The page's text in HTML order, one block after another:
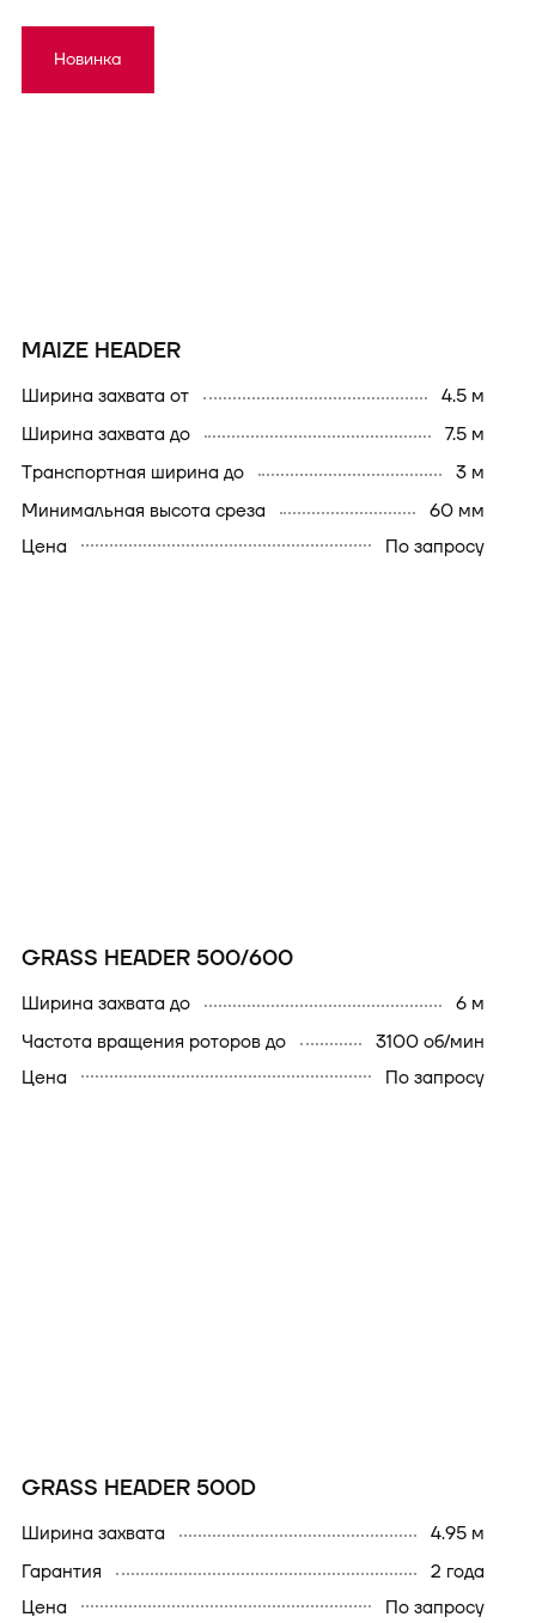
Новинка
MAIZE HEADER
ширина захвата от
4.5 м
ширина захвата до
7.5 м
транспортная ширина до
3 м
минимальная высота среза
60 мм
Цена
По запросу
GRASS HEADER 500/600
ширина захвата до
6 м
частота вращения роторов до
3100 об/мин
Цена
По запросу
GRASS HEADER 500D
ширина захвата
4.95 м
гарантия
2 года
Цена
По запросу